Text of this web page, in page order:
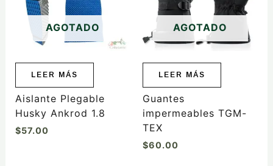
AGOTADO
LEER MÁS
Aislante Plegable
Husky Ankrod 1.8
$57.00
AGOTADO
LEER MÁS
Guantes
impermeables TGM-
TEX
$60.00